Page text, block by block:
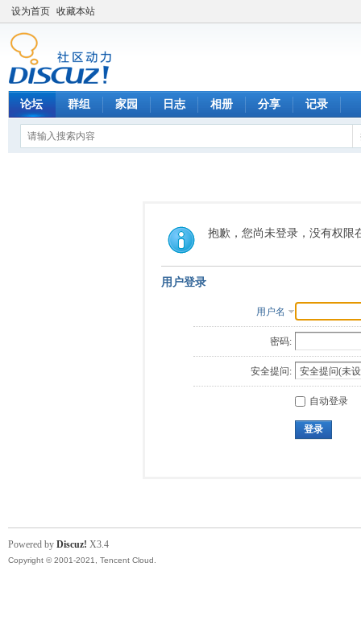
设为首页 收藏本站
论坛 群组 家园 日志 相册 分享 记录
抱歉，您尚未登录，没有权限
用户登录
用户名
密码:
安全提问:
自动登录
登录
Powered by Discuz! X3.4
Copyright © 2001-2021, Tencent Cloud.